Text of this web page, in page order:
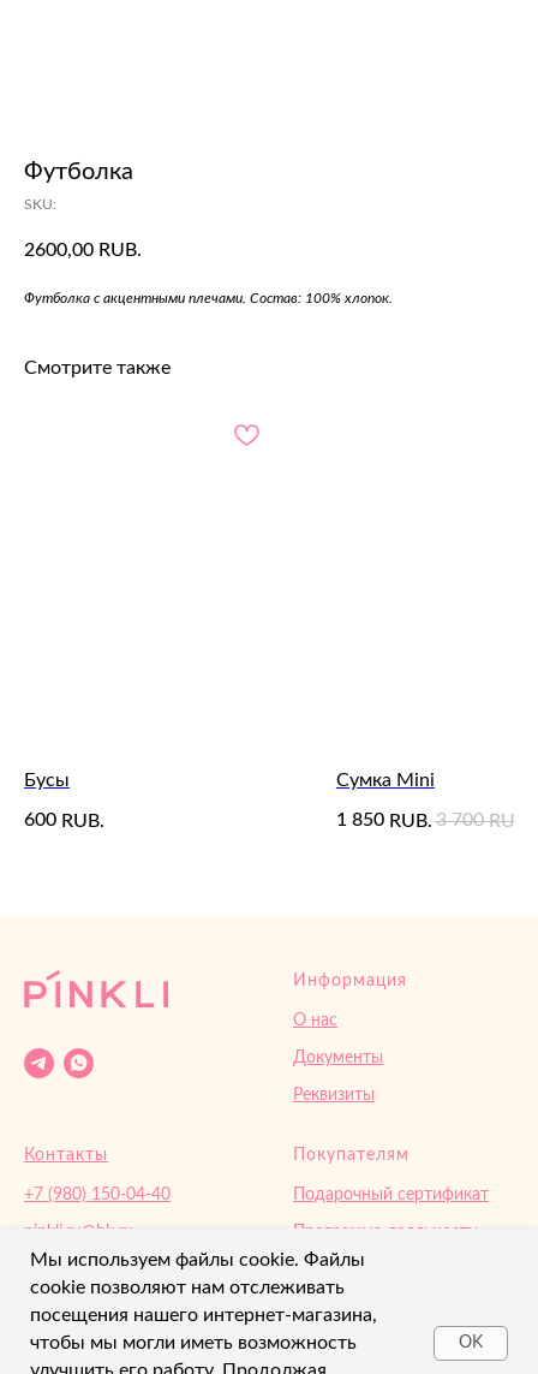
Мы используем файлы cookie. Файлы
cookie позволяют нам отслеживать
посещения нашего интернет-магазина,
чтобы мы могли иметь возможность
OK
Футболка
SKU:
2600,00 RUB.
Футболка с акцентными плечами. Состав: 100% хлопок.
Смотрите также
Бусы
600 RUB.
Сумка Mini
1 850 RUB. 3 700 RUB.
Информация
О нас
Документы
Реквизиты
Контакты
+7 (980) 150-04-40
pinkli.ru@bk.ru‌
Орел, Кромское ш.4
Покупателям
Подарочный сертификат
Программа лояльности
Доставка и оплата